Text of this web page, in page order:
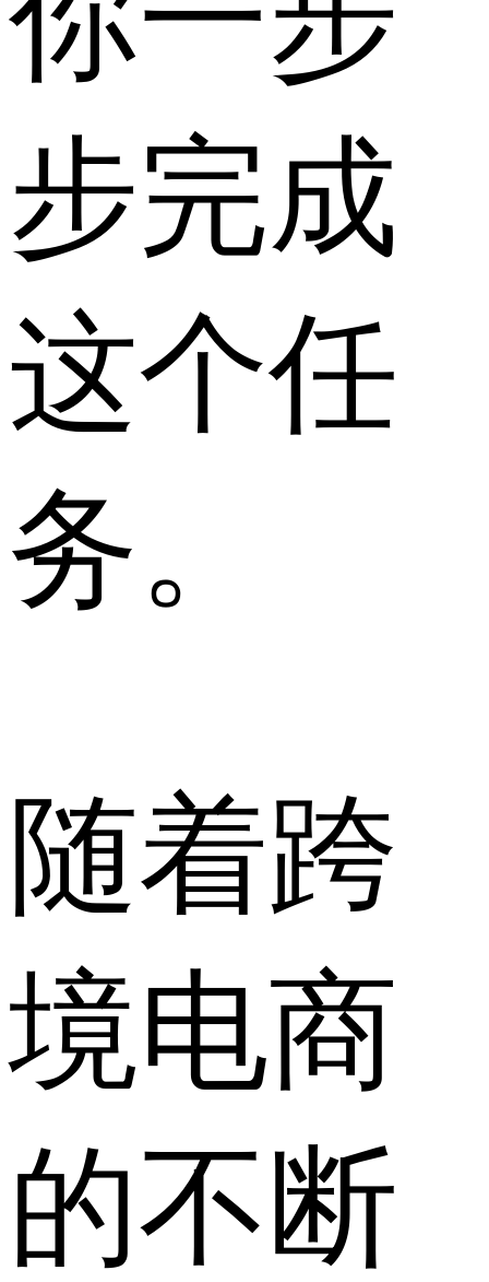
步完成
这个任
务。
随着跨
境电商
的不断